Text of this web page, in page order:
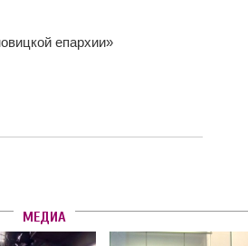
епархии»
МЕДИА